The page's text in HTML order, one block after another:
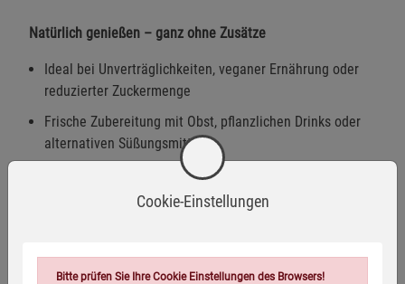
Natürlich genießen – ganz ohne Zusätze
Ideal bei Unverträglichkeiten, veganer Ernährung oder
reduzierter Zuckermenge
Frische Zubereitung mit Obst, pflanzlichen Drinks oder
alternativen Süßungsmitteln
Fertig in 30 Minuten – dank Kompressor und ohne
Eis- und Joghurtzubereitung in einem – platzsparend
Cookie-Einstellungen
Bitte prüfen Sie Ihre Cookie Einstellungen des Browsers!